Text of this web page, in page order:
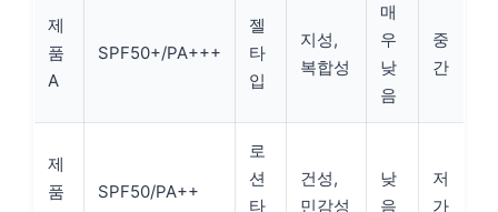
제
품
A
SPF50+/PA+++
젤
타
입
지성,
복합성
매
우
낮
음
중
간
제
품
SPF50/PA++
로
션
타
건성,
민감성
낮
음
저
가